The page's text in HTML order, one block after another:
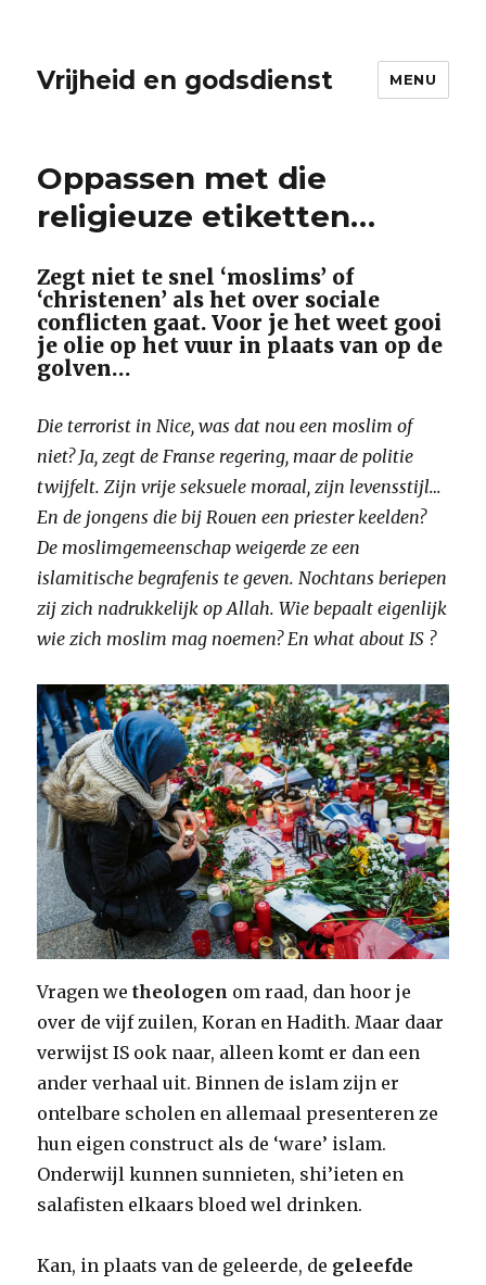
Vrijheid en godsdienst MENU
Oppassen met die
religieuze etiketten…
Zegt niet te snel ‘moslims’ of
‘christenen’ als het over sociale
conflicten gaat. Voor je het weet gooi
je olie op het vuur in plaats van op de
golven…
Die terrorist in Nice, was dat nou een moslim of
niet? Ja, zegt de Franse regering, maar de politie
twijfelt. Zijn vrije seksuele moraal, zijn levensstijl…
En de jongens die bij Rouen een priester keelden?
De moslimgemeenschap weigerde ze een
islamitische begrafenis te geven. Nochtans beriepen
zij zich nadrukkelijk op Allah. Wie bepaalt eigenlijk
wie zich moslim mag noemen? En what about IS ?
Vragen we theologen om raad, dan hoor je
over de vijf zuilen, Koran en Hadith. Maar daar
verwijst IS ook naar, alleen komt er dan een
ander verhaal uit. Binnen de islam zijn er
ontelbare scholen en allemaal presenteren ze
hun eigen construct als de ‘ware’ islam.
Onderwijl kunnen sunnieten, shi’ieten en
salafisten elkaars bloed wel drinken.
Kan, in plaats van de geleerde, de geleefde